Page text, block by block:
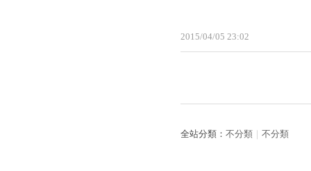
2015/04/05 23:02
全站分類： 不分類 不分類